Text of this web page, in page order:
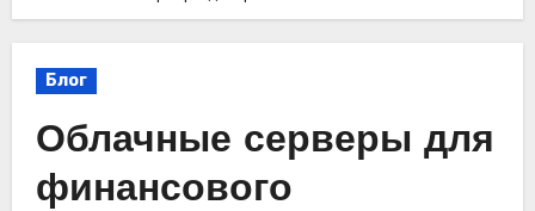
Блог
Облачные серверы для
финансового